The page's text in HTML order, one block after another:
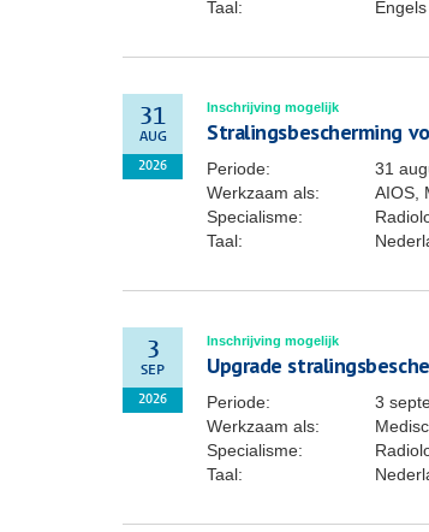
Taal:
Engels
31
AUG
2026
Inschrijving mogelijk
Stralingsbescherming
Periode: 31
Werkzaam als:
AIOS,
Specialisme:
Taal:
3
SEP
2026
Inschrijving mogelijk
Upgrade
Periode:
3
Werkzaam als:
Specialisme:
Taal: